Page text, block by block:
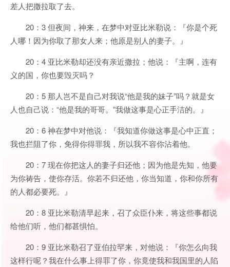
差人把撒拉取了去。
20：3 但夜间，神来，在梦中对亚比米勒说：『你是个死
人哪！因为你取了那女人来；他原是别人的妻子。』
20：4 亚比米勒却还没有亲近撒拉；他说：『主啊，连有
义的国，你也要毁灭吗？
20：5 那人岂不是自己对我说“他是我的妹子”吗？就是女
人也自己说：“他是我的哥哥。”我做这事是心正手洁的。』
20：6 神在梦中对他说：『我知道你做这事是心中正直；
我也拦阻了你，免得你得罪我，所以我不容你沾着他。
20：7 现在你把这人的妻子归还他；因为他是先知，他要
为你祷告，使你存活。你若不归还他，你当知道，你和你所有
的人都必要死。』
20：8 亚比米勒清早起来，召了众臣仆来，将这些事都说
给他们听，他们都甚惧怕。
20：9 亚比米勒召了亚伯拉罕来，对他说：『你怎么向我
这样行呢？我在什么事上得罪了你，你竟使我和我国里的人陷